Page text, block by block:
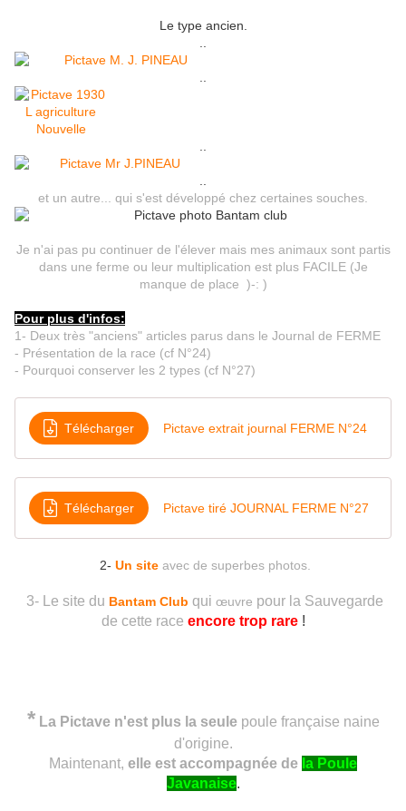
Le type ancien.
et un autre... qui s'est développé chez certaines souches.
Je n'ai pas pu continuer de l'élever mais mes animaux sont partis
dans une ferme ou leur multiplication est plus FACILE (Je
manque de place )-: )
Pour plus d'infos:
1- Deux très "anciens" articles parus dans le Journal de FERME
- Présentation de la race (cf N°24)
- Pourquoi conserver les 2 types (cf N°27)
Télécharger Pictave extrait journal FERME N°24
Télécharger Pictave tiré JOURNAL FERME N°27
​ 2- Un site avec de superbes photos.
3- Le site du Bantam Club qui œuvre pour la Sauvegarde
de cette race encore trop rare!
* La Pictave n'est plus la seulepoule française naine
d'origine.
Maintenant, elle est accompagnée de la Poule
Javanaise.